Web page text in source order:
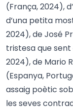
(França, 2024),
d’una petita
2024), de José
tristesa que sent
2024), de Mario
(Espanya,
assaig poètic
les seves